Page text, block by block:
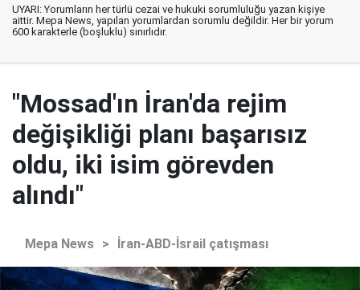
UYARI: Yorumların her türlü cezai ve hukuki sorumluluğu yazan kişiye
aittir. Mepa News, yapılan yorumlardan sorumlu değildir. Her bir yorum
600 karakterle (boşluklu) sınırlıdır.
"Mossad'ın İran'da rejim
değişikliği planı başarısız
oldu, iki isim görevden
alındı"
Mepa News > İran-ABD-İsrail çatışması